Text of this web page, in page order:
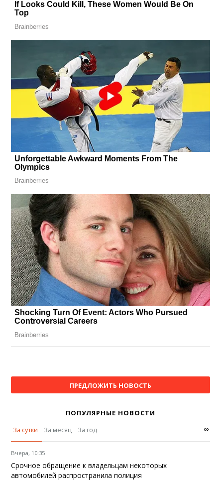
ПРЕДЛОЖИТЬ НОВОСТЬ
ПОПУЛЯРНЫЕ НОВОСТИ
За сутки
За месяц За год ∞
Вчера, 10:35
Срочное обращение к владельцам некоторых
автомобилей распространила полиция